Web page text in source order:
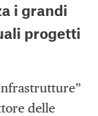
i grandi
progetti
delle